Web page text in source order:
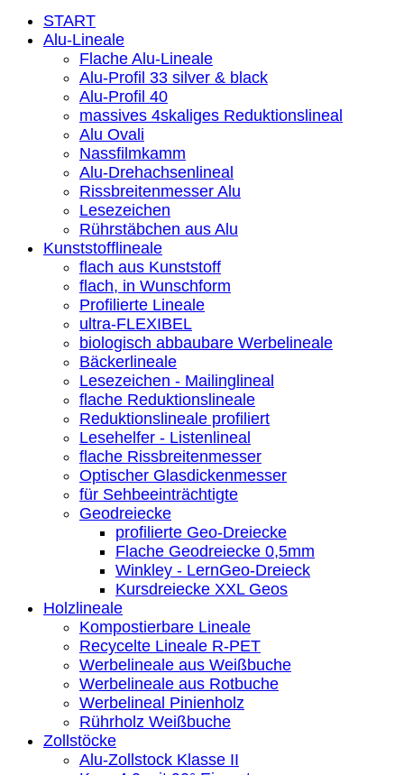
START
Alu-Lineale
Flache Alu-Lineale
Alu-Profil 33 silver & black
Alu-Profil 40
massives 4skaliges Reduktionslineal
Alu Ovali
Nassfilmkamm
Alu-Drehachsenlineal
Rissbreitenmesser Alu
Lesezeichen
Rührstäbchen aus Alu
Kunststofflineale
flach aus Kunststoff
flach, in Wunschform
Profilierte Lineale
ultra-FLEXIBEL
biologisch abbaubare Werbelineale
Bäckerlineale
Lesezeichen - Mailinglineal
flache Reduktionslineale
Reduktionslineale profiliert
Lesehelfer - Listenlineal
flache Rissbreitenmesser
Optischer Glasdickenmesser
für Sehbeeinträchtigte
Geodreiecke
profilierte Geo-Dreiecke
Flache Geodreiecke 0,5mm
Winkley - LernGeo-Dreieck
Kursdreiecke XXL Geos
Holzlineale
Kompostierbare Lineale
Recycelte Lineale R-PET
Werbelineale aus Weißbuche
Werbelineale aus Rotbuche
Werbelineal Pinienholz
Rührholz Weißbuche
Zollstöcke
Alu-Zollstock Klasse II